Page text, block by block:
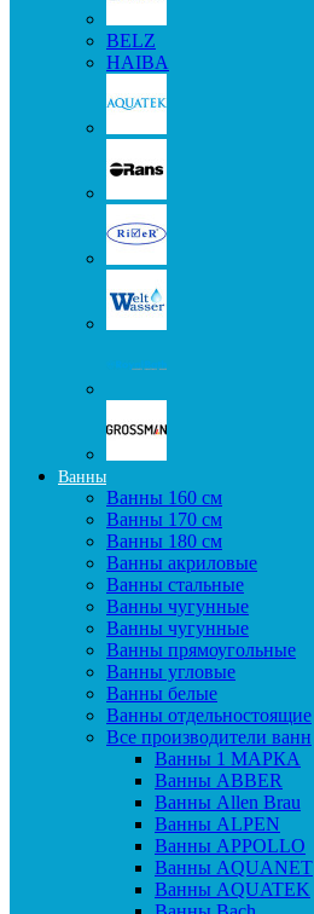
BELZ
HAIBA
Ванны
Ванны 160 см
Ванны 170 см
Ванны 180 см
Ванны акриловые
Ванны стальные
Ванны чугунные
Ванны чугунные
Ванны прямоугольные
Ванны угловые
Ванны белые
Ванны отдельностоящие
Все производители ванн
Ванны 1 МАРКА
Ванны ABBER
Ванны Allen Brau
Ванны ALPEN
Ванны APPOLLO
Ванны AQUANET
Ванны AQUATEK